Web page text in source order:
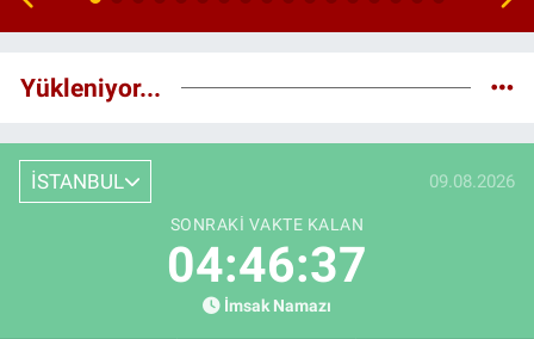
Yükleniyor...
İSTANBUL 09.08.2026
SONRAKI VAKTE KALAN
04:46:36
İmsak Namazı